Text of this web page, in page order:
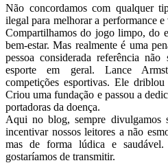
Não concordamos com qualquer
ilegal para melhorar a performance
Compartilhamos do jogo limpo, do
bem-estar. Mas realmente é uma
pessoa considerada referência
esporte em geral. Lance
competições esportivas. Ele
Criou uma fundação e passou a
portadoras da doença.
Aqui no blog, sempre divulgamos
incentivar nossos leitores a não
mas de forma lúdica e
gostaríamos de transmitir.